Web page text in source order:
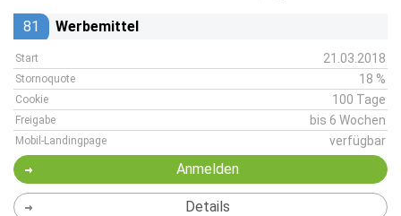
81 Werbemittel
Start 21.03.2018
Stornoquote 18 %
Cookie 100 Tage
Freigabe bis 6 Wochen
Mobil-Landingpage verfügbar
Anmelden
Details